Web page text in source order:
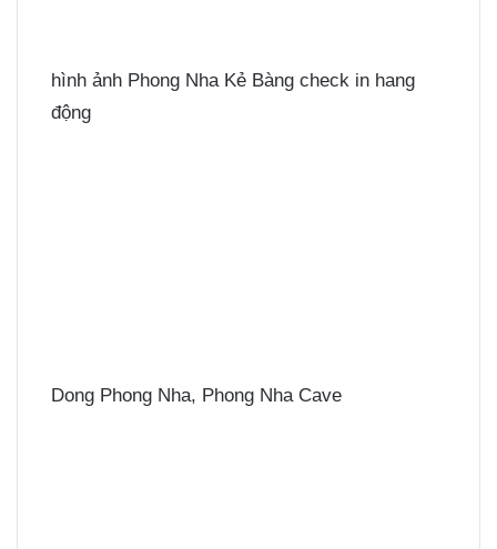
hình ảnh Phong Nha Kẻ Bàng check in hang
động
Dong Phong Nha, Phong Nha Cave